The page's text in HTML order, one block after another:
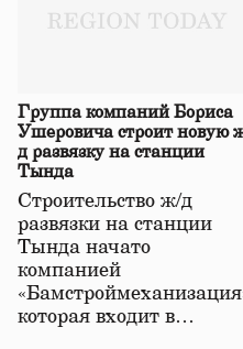
Группа компаний Бориса
Ушеровича строит новую
д развязку на станции
Тында
Строительство ж/д
развязки на станции
Тында начато
компанией
которая входит в…